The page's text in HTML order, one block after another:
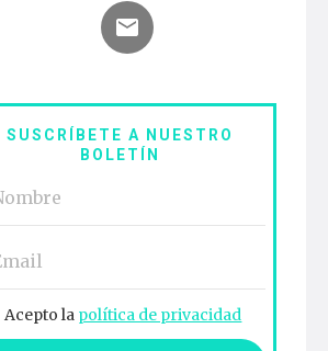
SUSCRÍBETE A NUESTRO
BOLETÍN
Acepto la política de privacidad